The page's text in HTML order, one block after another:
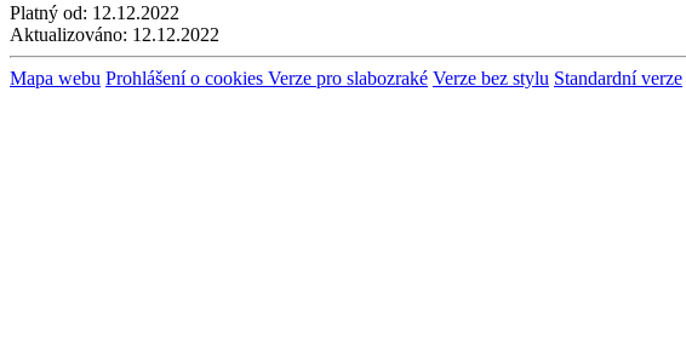
Platný od: 12.12.2022
Aktualizováno: 12.12.2022
Mapa webu Prohlášení o cookies Verze pro slabozraké Verze bez stylu Standardní verze